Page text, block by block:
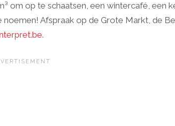
om op te schaatsen, een wintercafé, een
Afspraak op de Grote Markt, de
.